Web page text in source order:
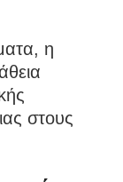
η
στους